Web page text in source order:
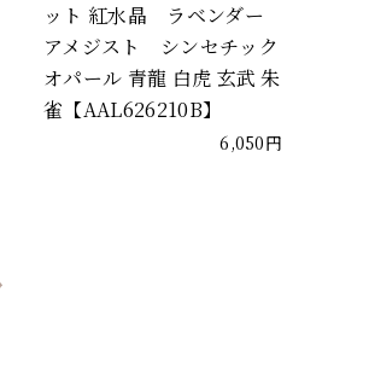
ット 紅水晶 ラベンダー
アメジスト シンセチック
オパール 青龍 白虎 玄武 朱
雀【AAL626210B】
6,050円